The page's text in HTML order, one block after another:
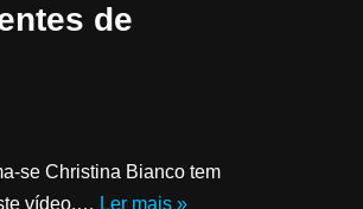
de
se Christina Bianco tem
vídeo,… Ler mais »